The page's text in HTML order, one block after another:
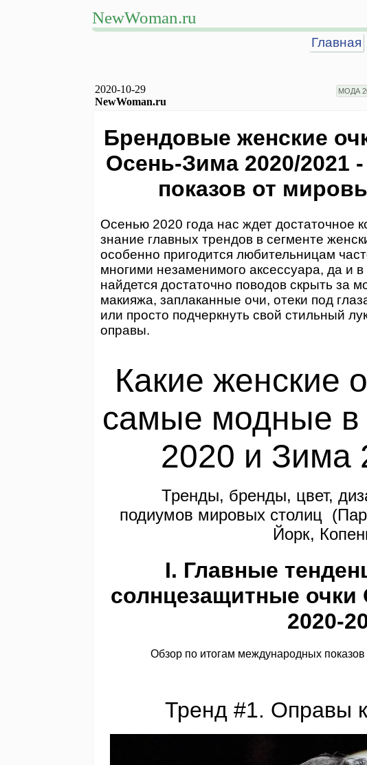
NewWoman.ru
Главная
2020-10-29
NewWoman.ru
МОДА
Брендовые женские
Осень-Зима 2020/2021
показов от
Осенью 2020 года нас ждет достаточное
знание главных трендов в сегменте
особенно пригодится любительницам
многими незаменимого аксессуара, да и
найдется достаточно поводов скрыть за
макияжа, заплаканные очи, отеки под
или просто подчеркнуть свой стильный
оправы.
Какие женские
самые модные в
2020 и Зима
Тренды, бренды, цвет,
подиумов мировых столиц
Йорк,
I. Главные
солнцезащитные очки
2020-
Обзор по итогам международных
Тренд #1. Оправы